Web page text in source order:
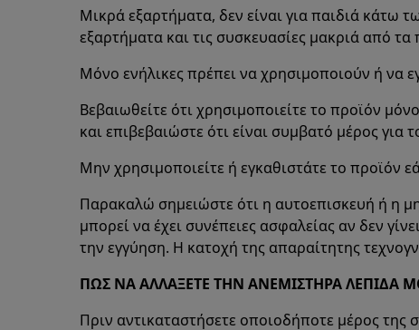
Μικρά εξαρτήματα, δεν είναι για παιδιά κάτω
εξαρτήματα και τις συσκευασίες μακριά από τα
Μόνο ενήλικες πρέπει να χρησιμοποιούν ή να
Βεβαιωθείτε ότι χρησιμοποιείτε το προϊόν
και επιβεβαιώστε ότι είναι συμβατό μέρος για
Μην χρησιμοποιείτε ή εγκαθιστάτε το προϊόν
Παρακαλώ σημειώστε ότι η αυτοεπισκευή ή η
μπορεί να έχει συνέπειες ασφαλείας αν δεν
την εγγύηση. Η κατοχή της απαραίτητης
ΠΩΣ ΝΑ ΑΛΛΑΞΕΤΕ ΤΗΝ ΑΝΕΜΙΣΤΗΡΑ ΛΕΠΙΔΑ
Πριν αντικαταστήσετε οποιοδήποτε μέρος της